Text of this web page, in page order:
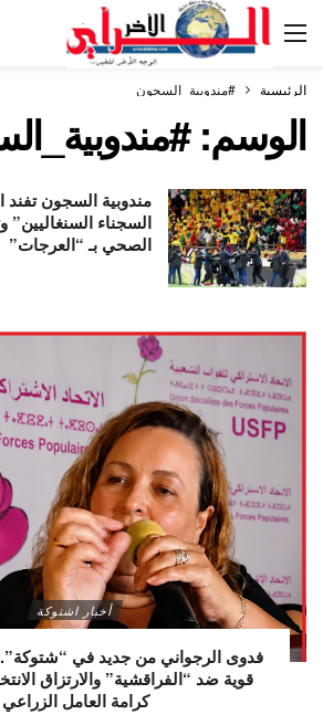
الرئيسية #مندوبية_السجون
الوسم:
مندوبية السجون
السجناء
الصحي بـ “العرجات”
أخبار اشتوكة
فدوى الرجواني من جديد في
قوية ضد “الفراقشية” والارتزاق
كرامة العامل الزراعي